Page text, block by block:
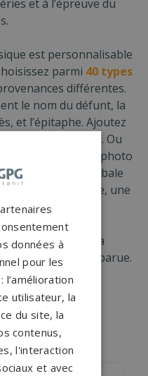
et à l’épreuve du
est personnalisable
parmi 40 types
différentes.
le nom du défunt, la
et l’épitaphe. Ajoutez
sur la stèle. Ou
à partir d’une photo
cette pierre tombale
tels qu’un vase, une
qui reflète la
la personne disparue.
SIMILAIRES
données à
pour les
l’amélioration
utilisateur, la
du site, la
contenus,
l'interaction
et avec